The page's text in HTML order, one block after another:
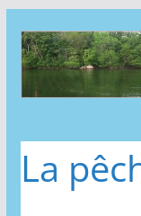
au
contenu
La